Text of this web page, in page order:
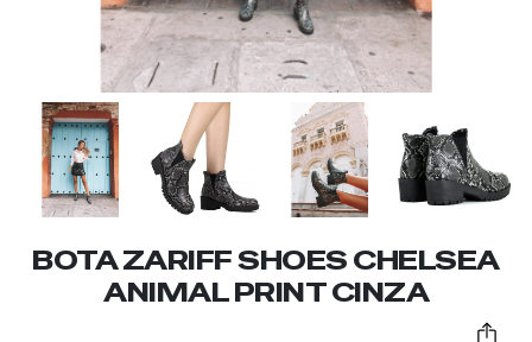
BOTA ZARIFF SHOES CHELSEA
ANIMAL PRINT CINZA